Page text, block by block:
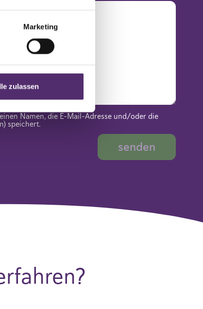
Marketing
zulassen
Namen, die E-Mail-Adresse und/oder die
speichert.